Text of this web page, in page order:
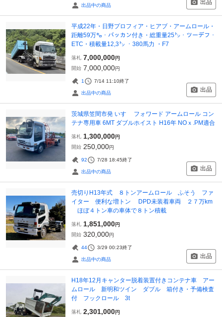
出品中の商品 出品
平成22年・日野プロフィア・ヒアブ・アームロール・
距離59万㌔・バッカン付き・総重量25㌧・ツーデフ・
ETC・積載量12,3㌧ ・380馬力 ・F7
落札 7,000,000円
開始 7,000,000円
1 7/14 11:10終了
出品中の商品 出品
茨城県笠間市発 いすゞ フォワード アームロール コン
テナ専用車 6MT ダブルホイスト H16年 NOｘ.PM適合
落札 1,300,000円
開始 250,000円
92 7/28 18:45終了
出品中の商品 出品
売切りH13年式 ８トンアームロール ふそう ファ
イター 便利な増トン DPD未装着車両 ２７万km
ほぼ４トン車の車体で８トン積載
落札 1,851,000円
開始 320,000円
44 3/29 00:23終了
出品中の商品 出品
H18年12月キャンター脱着装置付きコンテナ車 アー
ムロール 新明和ツイン ダブル 箱付き・予備検査
付 フックロール 3t
落札 2,301,000円